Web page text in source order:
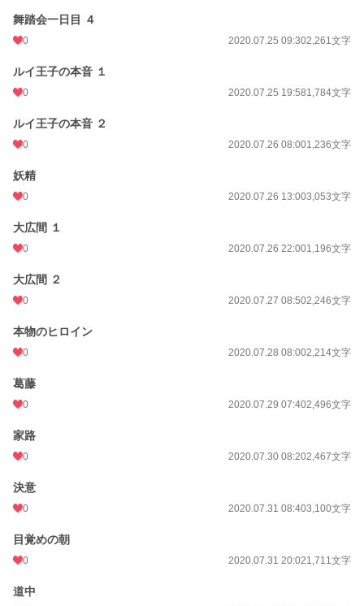
舞踏会一日目 ４
0 2020.07.25 09:302,261文字
ルイ王子の本音 １
0 2020.07.25 19:581,784文字
ルイ王子の本音 ２
0 2020.07.26 08:001,236文字
妖精
0 2020.07.26 13:003,053文字
大広間 １
0 2020.07.26 22:001,196文字
大広間 ２
0 2020.07.27 08:502,246文字
本物のヒロイン
0 2020.07.28 08:002,214文字
葛藤
0 2020.07.29 07:402,496文字
家路
0 2020.07.30 08:202,467文字
決意
0 2020.07.31 08:403,100文字
目覚めの朝
0 2020.07.31 20:021,711文字
道中